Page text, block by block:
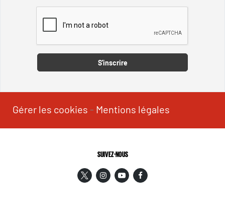
S'inscrire
Gérer les cookies - Mentions légales
SUIVEZ-NOUS